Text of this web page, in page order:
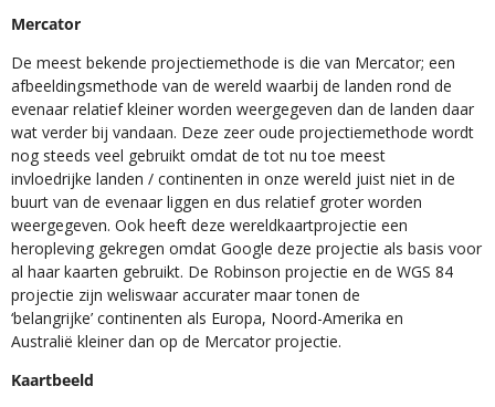
Mercator
De meest bekende projectiemethode is die van Mercator; een
afbeeldingsmethode van de wereld waarbij de landen rond de
evenaar relatief kleiner worden weergegeven dan de landen daar
wat verder bij vandaan. Deze zeer oude projectiemethode wordt
nog steeds veel gebruikt omdat de tot nu toe meest
invloedrijke landen / continenten in onze wereld juist niet in de
buurt van de evenaar liggen en dus relatief groter worden
weergegeven. Ook heeft deze wereldkaartprojectie een
heropleving gekregen omdat Google deze projectie als basis voor
al haar kaarten gebruikt. De Robinson projectie en de WGS 84
projectie zijn weliswaar accurater maar tonen de
‘belangrijke’ continenten als Europa, Noord-Amerika en
Australië kleiner dan op de Mercator projectie.
Kaartbeeld